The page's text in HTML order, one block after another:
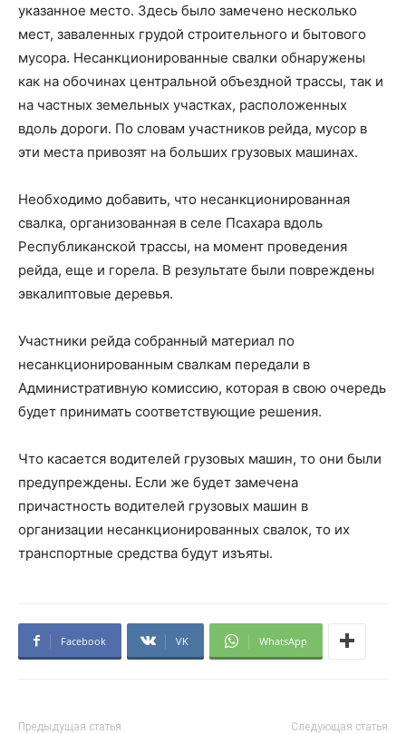
указанное место. Здесь было замечено несколько
мест, заваленных грудой строительного и бытового
мусора. Несанкционированные свалки обнаружены
как на обочинах центральной объездной трассы, так и
на частных земельных участках, расположенных
вдоль дороги. По словам участников рейда, мусор в
эти места привозят на больших грузовых машинах.
Необходимо добавить, что несанкционированная
свалка, организованная в селе Псахара вдоль
Республиканской трассы, на момент проведения
рейда, еще и горела. В результате были повреждены
эвкалиптовые деревья.
Участники рейда собранный материал по
несанкционированным свалкам передали в
Административную комиссию, которая в свою очередь
будет принимать соответствующие решения.
Что касается водителей грузовых машин, то они были
предупреждены. Если же будет замечена
причастность водителей грузовых машин в
организации несанкционированных свалок, то их
транспортные средства будут изъяты.
Facebook VK WhatsApp
Предыдущая статья Следующая статья